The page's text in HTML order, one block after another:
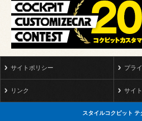
サイトポリシー プラ
リンク サイ
スタイルコクピット テ